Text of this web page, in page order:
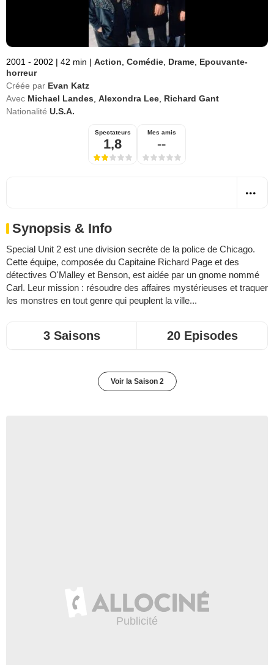
2001 - 2002 | 42 min | Action Comédie Drame Epouvante-
horreur
Créée par Evan Katz
Avec Michael Landes Alexondra Lee Richard Gant
Nationalité U.S.A.
Spectateurs
1,8
Mes amis
--
Synopsis & Info
Special Unit 2 est une division secrète de la police de Chicago.
Cette équipe, composée du Capitaine Richard Page et des
détectives O'Malley et Benson, est aidée par un gnome nommé
Carl. Leur mission : résoudre des affaires mystérieuses et traquer
les monstres en tout genre qui peuplent la ville...
3 Saisons 20 Episodes
Voir la Saison 2